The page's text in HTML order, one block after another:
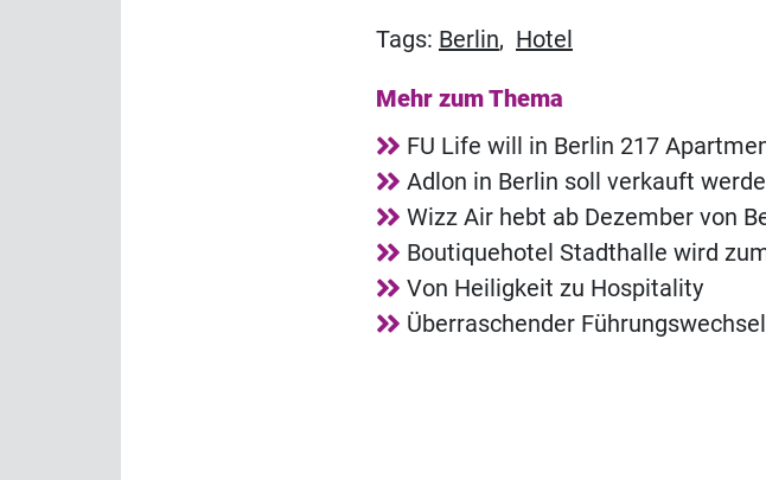
Tags: Berlin, Hotel
Mehr zum Thema
FU Life will in Berlin 217
Adlon in Berlin soll verkauft
Wizz Air hebt ab Dezember von
Boutiquehotel Stadthalle wird
Von Heiligkeit zu Hospitality
Überraschender